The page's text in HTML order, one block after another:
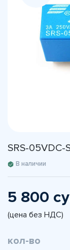
SRS-05VDC-
В наличии
5 800
(цена без НДС)
кол-во